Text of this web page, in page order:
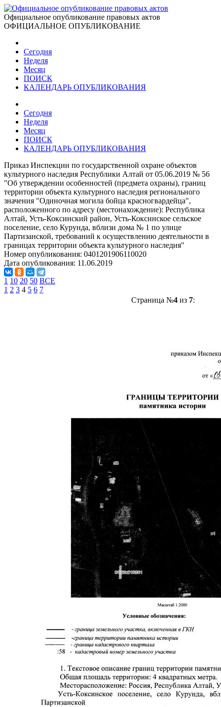
Официальное опубликование правовых актов
ОФИЦИАЛЬНОЕ ОПУБЛИКОВАНИЕ
Сегодня
Неделя
Месяц
ПОИСК
КАЛЕНДАРЬ ОПУБЛИКОВАНИЯ
Сегодня
Неделя
Месяц
ПОИСК
КАЛЕНДАРЬ ОПУБЛИКОВАНИЯ
Приказ Инспекции по государственной охране объектов
культурного наследия Республики Алтай от 05.06.2019 № 56
"Об утверждении особенностей (предмета охраны), границ
территории объекта культурного наследия регионального
значения "Одиночная могила бойца красногвардейца",
расположенного по адресу (местонахождение): Республика
Алтай, Усть-Коксинский район, Усть-Коксинское сельское
поселение, село Курунда, вблизи дома № 1 по улице
Партизанской, требований к осуществлению деятельности в
границах территории объекта культурного наследия"
Номер опубликования: 0401201906110020
Дата опубликования: 11.06.2019
1 10 20 50 ВСЕ
1 2 3 4 5 6 7
Страница №4 из 7: